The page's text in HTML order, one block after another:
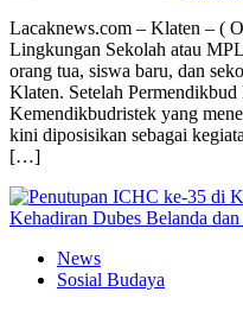
Lacaknews.com – Klaten – (
Lingkungan Sekolah atau
orang tua, siswa baru, dan
Klaten. Setelah
Kemendikbudristek yang
kini diposisikan sebagai
[…]
News
Sosial Budaya